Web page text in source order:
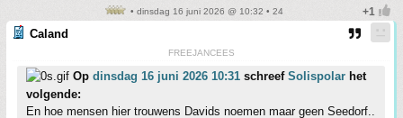
• dinsdag 16 juni 2026 @ 10:32 • 24
Caland
FREEJANCEES
Op dinsdag 16 juni 2026 10:31 schreef Solispolar het
volgende:
En hoe mensen hier trouwens Davids noemen maar geen Seedorf..